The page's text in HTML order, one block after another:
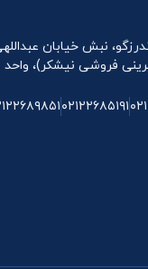
نبش خیابان
۰۲۱۲۲۶۸۵۱۹۱